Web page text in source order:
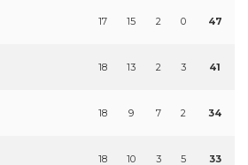
17 15 2 0 47
18 13 2 3 41
18 9 7 2 34
18 10 3 5 33